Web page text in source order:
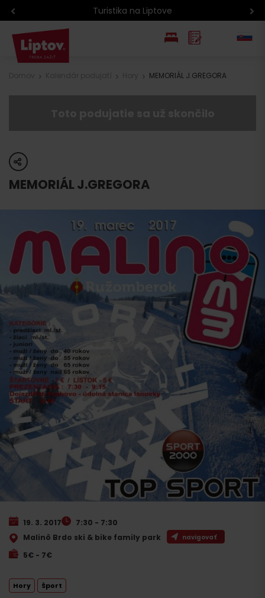
Turistika na Liptove
MEMORIÁL J.GREGORA
share
MEMORIÁL J.GREGORA
19. 3. 2017
7:30 - 7:30
Malinô Brdo ski & bike family park
navigovať
5€ - 7€
Hory Šport